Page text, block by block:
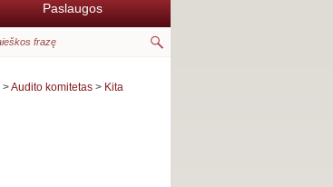
Paslaugos
>Audito komitetas > Kita